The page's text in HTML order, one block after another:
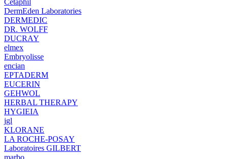
Cetaphil
DermEden Laboratories
DERMEDIC
DR. WOLFF
DUCRAY
elmex
Embryolisse
encian
EPTADERM
EUCERIN
GEHWOL
HERBAL THERAPY
HYGIEIA
jgl
KLORANE
LA ROCHE-POSAY
Laboratoires GILBERT
marbo